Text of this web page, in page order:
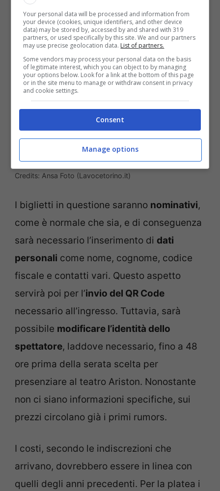
alcuni aspetti per niente secondari.
Biglietti Sanremo 2025: i dettagli sui biglietti e i prezzi.
Credits: Ansa Foto (Lavocetorino.it)
I biglietti in questione saranno nominativi,
come è normale che sia, e di conseguenza
sarà necessario l’inserimento di dati
personali come nome, cognome, codice
fiscale e contatti vari. Questo aspetto
servirà poi per l’invio del QR Code
necessario all’ingresso. Tuttavia, sarà
possibile modificare l’identità dello
spettatore, laddove necessario, fino a 48
ore prima della serata scelta per
presenziare al teatro Ariston. Nonostante
non ci siano informazioni specifiche, sui
prezzi circolano già i primi rumors.
I costi, secondo le indiscrezioni che
arrivano, dovrebbero essere in linea con
quelli degli anni precedenti. Per la platea i
Your personal data will be processed and information from
your device (cookies, unique identifiers, and other device
data) may be stored by, accessed by and shared with 319
partners, or used specifically by this site. We and our partners
may use precise geolocation data. List of partners.
Some vendors may process your personal data on the basis
of legitimate interest, which you can object to by managing
your options below. Look for a link at the bottom of this page
or in the site menu to manage or withdraw consent in privacy
and cookie settings.
Consent
Manage options